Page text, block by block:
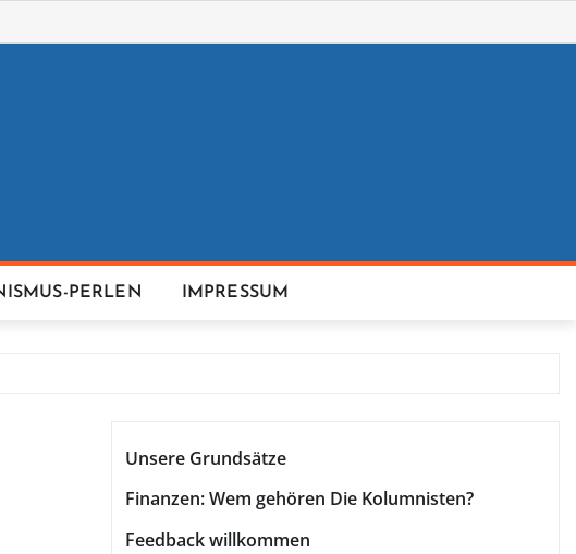
PERLEN IMPRESSUM
Unsere Grundsätze
Finanzen: Wem gehören Die Kolumnisten?
Feedback willkommen